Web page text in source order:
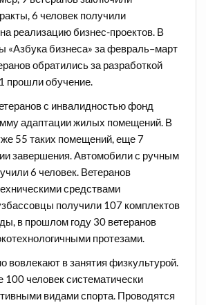
6 человек получили
реализацию бизнес-проектов. В
«Азбука бизнеса» за февраль–март
обратились за разработкой
прошли обучение.
с инвалидностью фонд
адаптации жилых помещений. В
55 таких помещений, еще 7
завершения. Автомобили с ручным
6 человек. Ветеранов
средствами
получили 107 комплектов
в прошлом году 30 ветеранов
протезами.
вовлекают в занятия физкультурой.
100 человек систематически
видами спорта. Проводятся